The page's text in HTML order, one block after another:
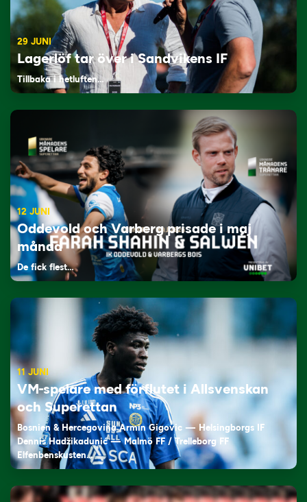
29 JUNI
Lagerlöf tar över i Sandvikens IF
Tillbaka i hetluften…
12 JUNI
Oddevold och Varberg prisade i maj
månad
De fick flest…
11 JUNI
VM-spelare med förflutet i Allsvenskan
och Superettan
Bosnien & Hercegovina Armin Gigovic — Helsingborgs IF
Dennis Hadžikadunić — Malmö FF / Trelleborg FF
Elfenbenskusten…